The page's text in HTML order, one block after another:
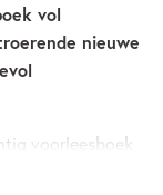
vol
nieuwe
voorleesboek
van Fleur